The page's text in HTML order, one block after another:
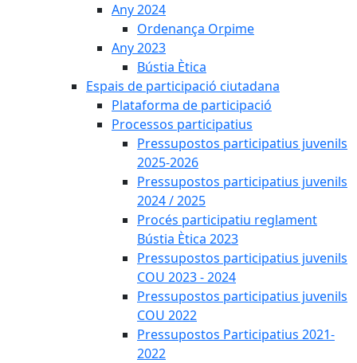
Any 2024
Ordenança Orpime
Any 2023
Bústia Ètica
Espais de participació ciutadana
Plataforma de participació
Processos participatius
Pressupostos participatius juvenils
2025-2026
Pressupostos participatius juvenils
2024 / 2025
Procés participatiu reglament
Bústia Ètica 2023
Pressupostos participatius juvenils
COU 2023 - 2024
Pressupostos participatius juvenils
COU 2022
Pressupostos Participatius 2021-
2022